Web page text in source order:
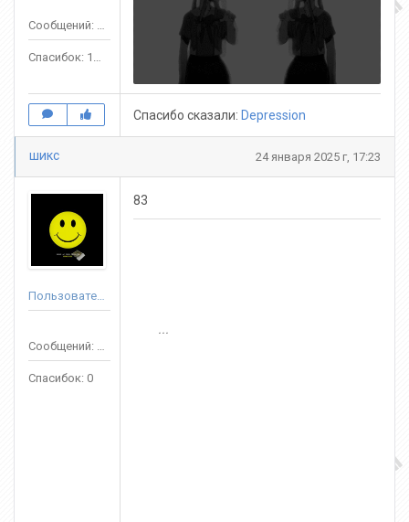
Сообщений: 1390
Спасибок: 1245
Спасибо сказали: Depression
шикс 24 января 2025 г, 17:23
Спасибок: 0
83
...